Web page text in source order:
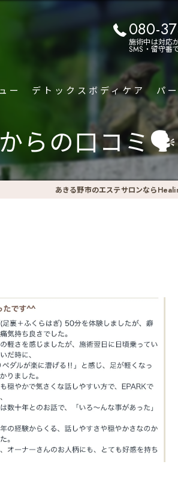
080-
施術中は対応
SMS・留守番
ー デトックスボディケア パ
らの口コミ
あきる野市のエステサロンなら